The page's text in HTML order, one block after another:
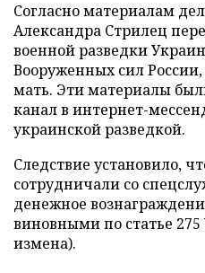
Согласно материалам
Александра Стрилец
военной разведки
Вооруженных сил
мать. Эти материалы
канал в интернет-
украинской разведкой.
Следствие установило,
сотрудничали со
денежное
виновными по статье
измена).